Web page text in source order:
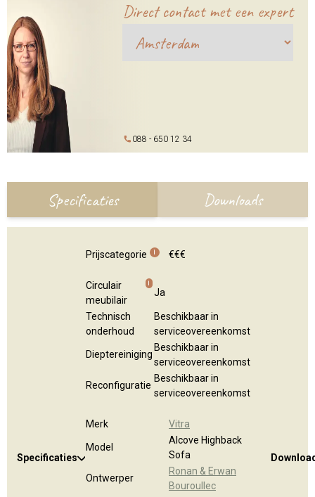
Direct contact met een expert
088 - 650 12 34
Specificaties Downloads
Specificaties
Prijscategorie i €€€
Circulair
meubilair
i
Ja
Technisch
onderhoud
Beschikbaar in
serviceovereenkomst
Dieptereiniging
Beschikbaar in
serviceovereenkomst
Reconfiguratie
Beschikbaar in
serviceovereenkomst
Merk Vitra
Model
Alcove Highback
Sofa
Ontwerper
Ronan & Erwan
Bouroullec